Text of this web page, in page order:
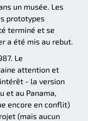
un musée. Les
prototypes
terminé et se
a été mis au rebut.
Le
attention et
- la version
et au Panama,
encore en conflit)
(mais aucun